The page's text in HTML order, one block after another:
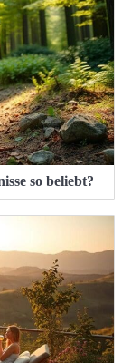
so beliebt?